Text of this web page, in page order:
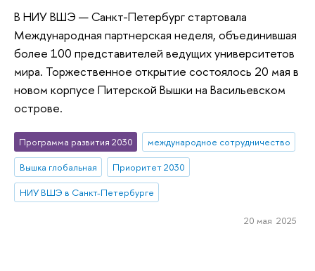
В НИУ ВШЭ — Санкт-Петербург стартовала
Международная партнерская неделя, объединившая
более 100 представителей ведущих университетов
мира. Торжественное открытие состоялось 20 мая в
новом корпусе Питерской Вышки на Васильевском
острове.
Программа развития 2030
международное сотрудничество
Вышка глобальная
Приоритет 2030
НИУ ВШЭ в Санкт-Петербурге
20 мая 2025